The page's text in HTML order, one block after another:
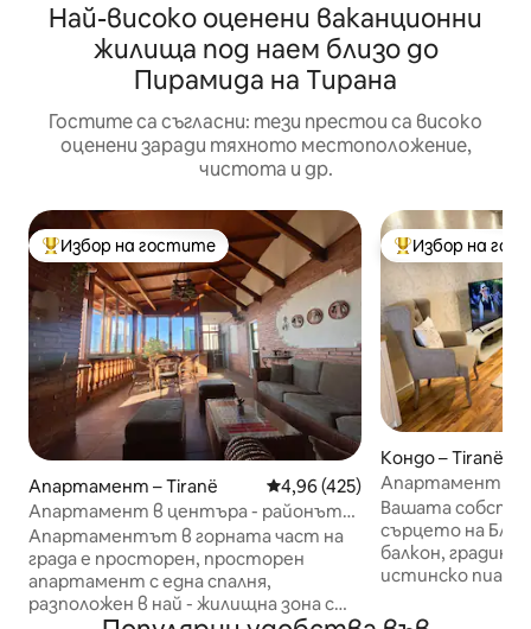
Най-високо оценени ваканционни
жилища под наем близо до
Пирамида на Тирана
Гостите са съгласни: тези престои са високо
оценени заради тяхното местоположение,
чистота и др.
Най-популярен избор на гостите
Избор на гостите
Апартамент – Tiranë Средна оценка: 4,96 от 5,
4,96 (425)
Апартамент в центъра - районът
на Bllok
Апартаментът в горната част на
града е просторен, просторен
апартамент с една спалня,
разположен в най - жилищна зона с
Най-популярен
Избор на
Кондо – Tiranë
Апартамент с 3
пиано, в
Вашата
сърцето на
балкон, градина
истинско пиано
2 единични